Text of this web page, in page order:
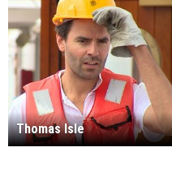
Thomas Isle